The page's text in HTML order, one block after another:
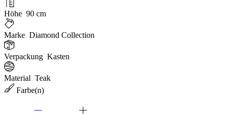
Höhe 90 cm
Marke Diamond Collection
Verpackung Kasten
Material Teak
Farbe(n)